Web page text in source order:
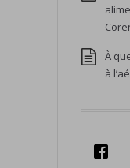
À
à